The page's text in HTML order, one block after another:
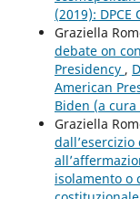
(2019):
Graziella
debate on
Presidency ,
American
Biden (a
Graziella
isolamento o